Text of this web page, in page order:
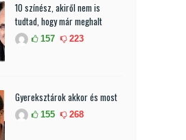
10 színész, akiről nem is
tudtad, hogy már meghalt
157 223
Gyereksztárok akkor és most
155 268